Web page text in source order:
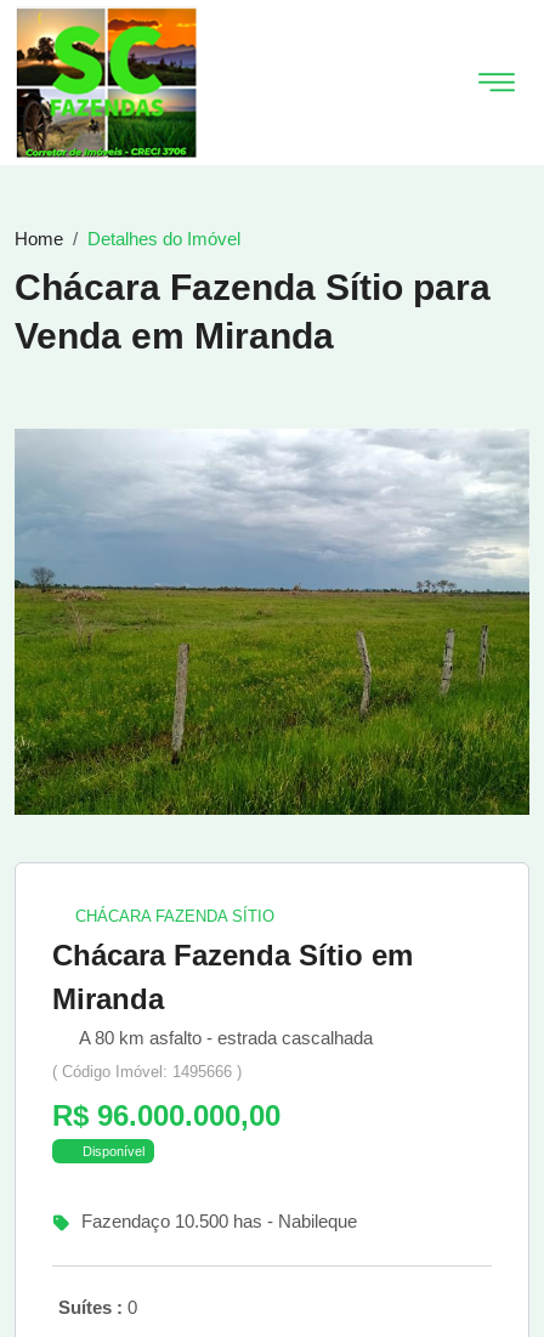
Home Detalhes do Imóvel
Chácara Fazenda Sítio para
Venda em Miranda
CHÁCARA FAZENDA SÍTIO
Chácara Fazenda Sítio em
Miranda
A 80 km asfalto - estrada cascalhada
( Código Imóvel: 1495666 )
R$ 96.000.000,00
Disponível
Fazendaço 10.500 has - Nabileque
Suítes : 0